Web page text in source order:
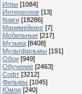
Игры [1084]
Интересное [13]
Книги [18286]
Манимейкинг [7]
Мобильные [217]
Музыка [8408]
Мультфильмы [191]
Обои [949]
Обучение [2463]
Софт [3212]
Фильмы [1045]
Юмор [240]